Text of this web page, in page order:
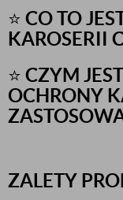
⭐ CO TO
KAROSERII
⭐ CZYM
OCHRONY
ZALETY